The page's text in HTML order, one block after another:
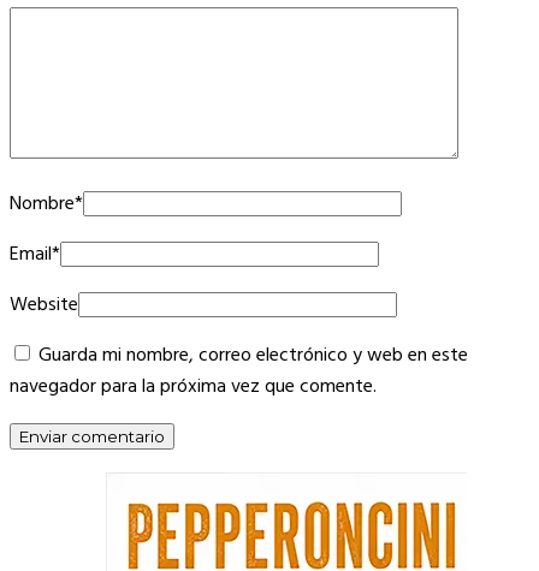
Nombre*
Email*
Website
Guarda mi nombre, correo electrónico y web en este
navegador para la próxima vez que comente.